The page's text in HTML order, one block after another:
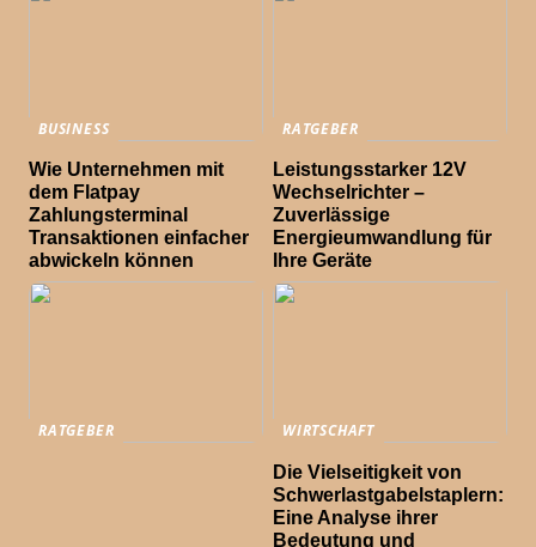
BUSINESS
Wie Unternehmen mit
dem Flatpay
Zahlungsterminal
Transaktionen einfacher
abwickeln können
RATGEBER
Leistungsstarker 12V
Wechselrichter –
Zuverlässige
Energieumwandlung für
Ihre Geräte
RATGEBER WIRTSCHAFT
Die Vielseitigkeit von
Schwerlastgabelstaplern:
Eine Analyse ihrer
Bedeutung und